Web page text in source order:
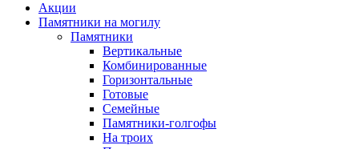
Акции
Памятники на могилу
Памятники
Вертикальные
Комбинированные
Горизонтальные
Готовые
Семейные
Памятники-голгофы
На троих